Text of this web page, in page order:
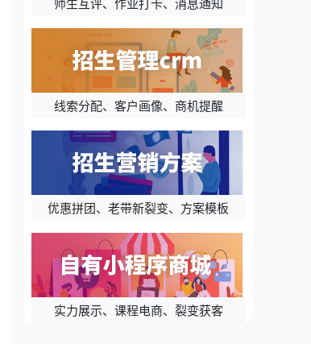
线索分配、客户画像、商机提醒
优惠拼团、老带新裂变、方案模板
实力展示、课程电商、裂变获客